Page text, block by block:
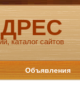
каталог сайтов
Объявления